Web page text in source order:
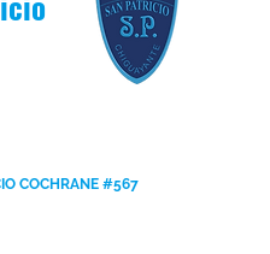
COCHRANE #567